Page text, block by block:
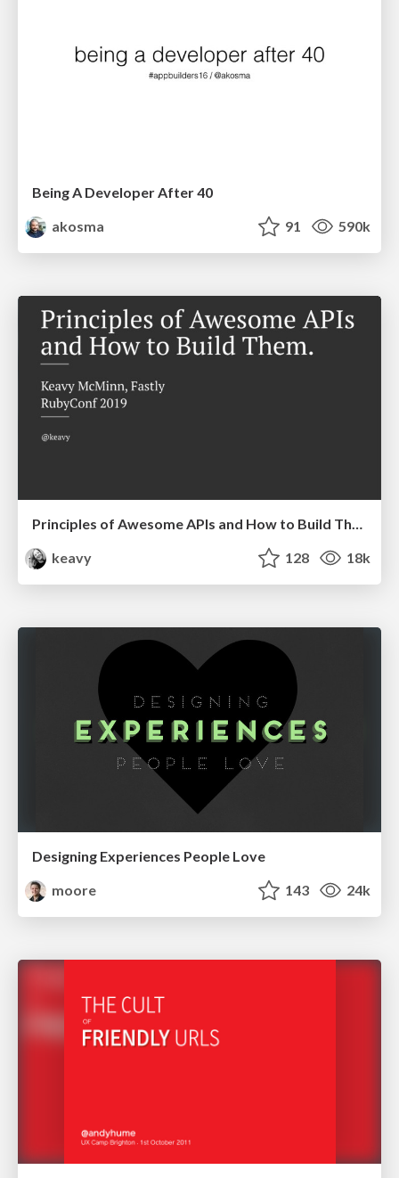
Being A Developer After 40
akosma
91 590k
Principles of Awesome APIs and How to Build Them.
keavy
128 18k
Designing Experiences People Love
moore
143 24k